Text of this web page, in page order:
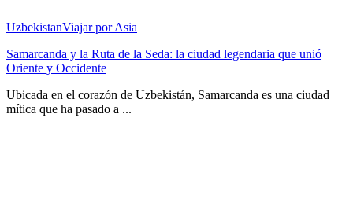
UzbekistanViajar por Asia
Samarcanda y la Ruta de la Seda: la ciudad legendaria que unió
Oriente y Occidente
Ubicada en el corazón de Uzbekistán, Samarcanda es una ciudad
mítica que ha pasado a ...